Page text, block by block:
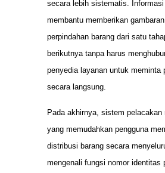
secara lebih sistematis.
membantu memberikan
perpindahan barang dari satu
berikutnya tanpa harus
penyedia layanan untuk meminta
secara langsung.
Pada akhirnya, sistem pelacakan
yang memudahkan pengguna
distribusi barang secara
mengenali fungsi nomor identitas